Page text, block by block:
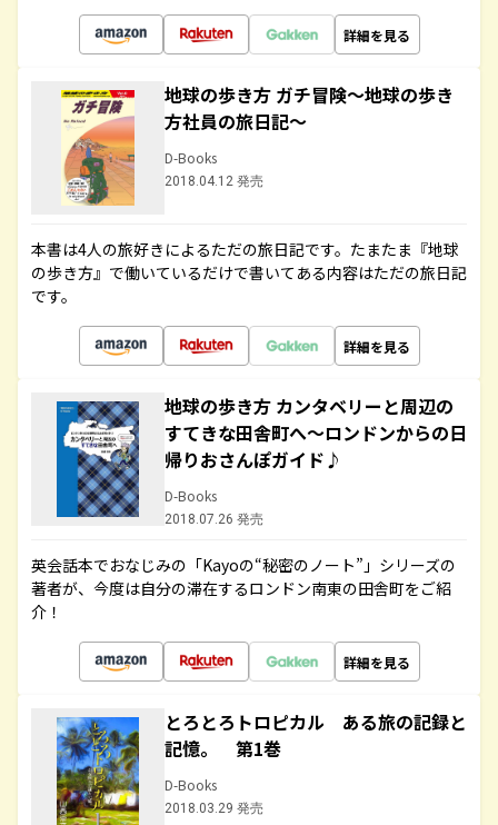
詳細を見る
地球の歩き方 ガチ冒険～地球の歩き
方社員の旅日記～
D-Books
2018.04.12 発売
本書は4人の旅好きによるただの旅日記です。たまたま『地球
の歩き方』で働いているだけで書いてある内容はただの旅日記
です。
詳細を見る
地球の歩き方 カンタベリーと周辺の
すてきな田舎町へ～ロンドンからの日
帰りおさんぽガイド♪
D-Books
2018.07.26 発売
英会話本でおなじみの「Kayoの“秘密のノート”」シリーズの
著者が、今度は自分の滞在するロンドン南東の田舎町をご紹
介！
詳細を見る
とろとろトロピカル ある旅の記録と
記憶。 第1巻
D-Books
2018.03.29 発売